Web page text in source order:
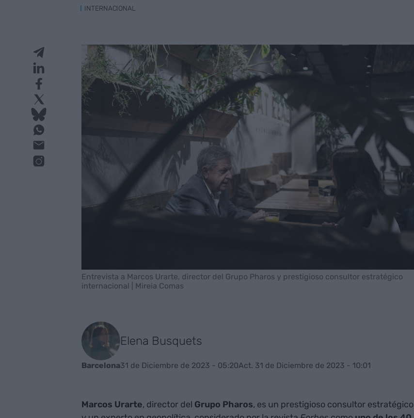
INTERNACIONAL
Entrevista a Marcos Urarte, director del Grupo Pharos y prestigioso consultor estratégico
internacional | Mireia Comas
Elena Busquets
Barcelona31 de Diciembre de 2023 - 05:20Act. 31 de Diciembre de 2023 - 10:01
Marcos Urarte, director del Grupo Pharos, es un prestigioso consultor estratégico